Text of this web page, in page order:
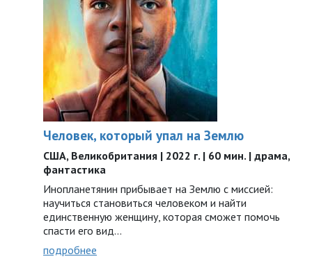
Человек, который упал на Землю
США, Великобритания | 2022 г. | 60 мин. | драма,
фантастика
Инопланетянин прибывает на Землю с миссией:
научиться становиться человеком и найти
единственную женщину, которая сможет помочь
спасти его вид...
подробнее